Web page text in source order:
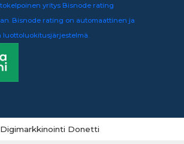
Digimarkkinointi Donetti